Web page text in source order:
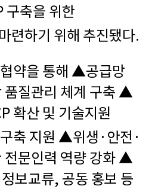
구축을 위한
련하기 위해 추진됐다.
약을 통해 ▲공급망
품질관리 체계 구축 ▲
확산 및 기술지원
축 지원 ▲위생·안전·
전문인력 역량 강화 ▲
보교류, 공동 홍보 등